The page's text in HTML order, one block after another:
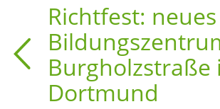
Richtfest: neues
Burgholzstraße
Dortmund